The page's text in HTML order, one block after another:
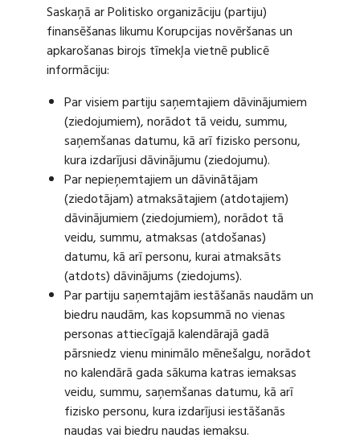
Saskaņā ar Politisko organizāciju (partiju)
finansēšanas likumu Korupcijas novēršanas un
apkarošanas birojs tīmekļa vietnē publicē
informāciju:
Par visiem partiju saņemtajiem dāvinājumiem
(ziedojumiem), norādot tā veidu, summu,
saņemšanas datumu, kā arī fizisko personu,
kura izdarījusi dāvinājumu (ziedojumu).
Par nepieņemtajiem un dāvinātājam
(ziedotājam) atmaksātajiem (atdotajiem)
dāvinājumiem (ziedojumiem), norādot tā
veidu, summu, atmaksas (atdošanas)
datumu, kā arī personu, kurai atmaksāts
(atdots) dāvinājums (ziedojums).
Par partiju saņemtajām iestāšanās naudām un
biedru naudām, kas kopsummā no vienas
personas attiecīgajā kalendārajā gadā
pārsniedz vienu minimālo mēnešalgu, norādot
no kalendārā gada sākuma katras iemaksas
veidu, summu, saņemšanas datumu, kā arī
fizisko personu, kura izdarījusi iestāšanās
naudas vai biedru naudas iemaksu.